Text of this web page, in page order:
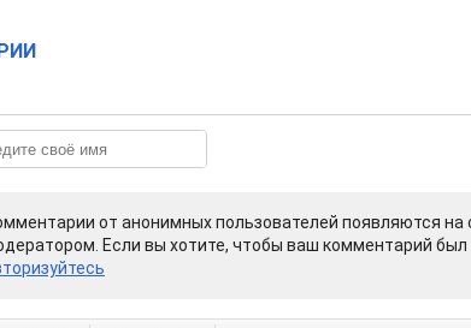
от анонимных пользователей появляются на
Если вы хотите, чтобы ваш комментарий был